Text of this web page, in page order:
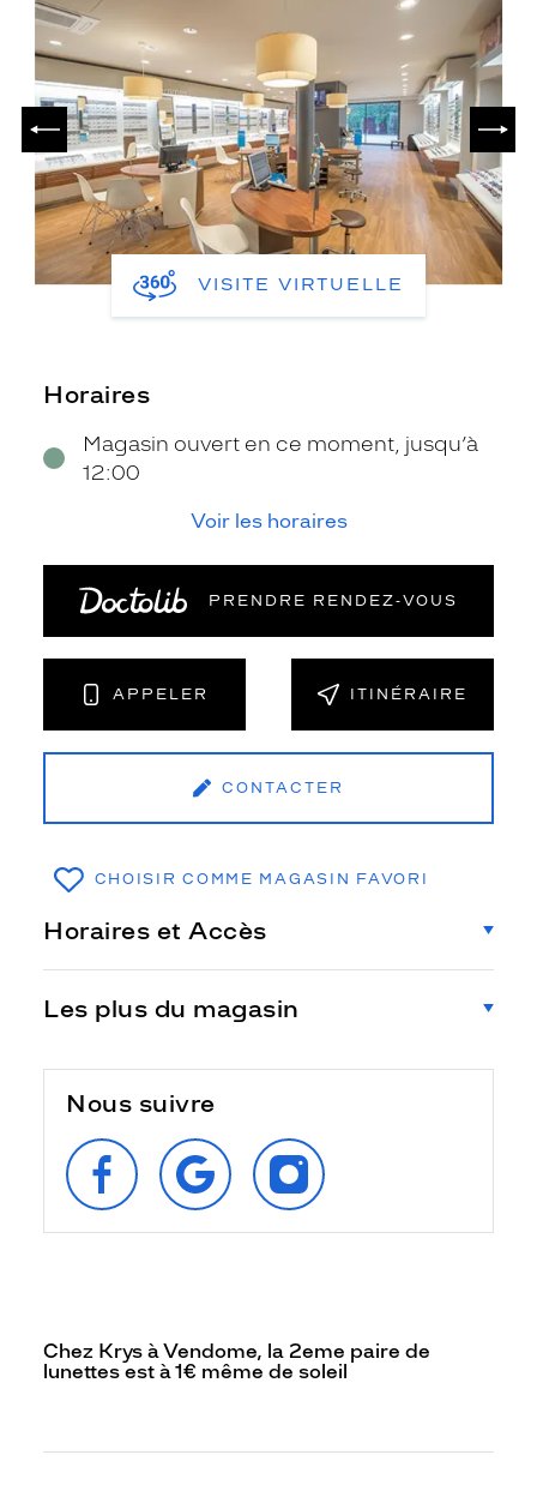
PRÉCÉDENT
VISITE VIRTUELLE
Horaires
Magasin ouvert en ce moment, jusqu’à
12:00
Voir les horaires
PRENDRE RENDEZ‑VOUS
APPELER ITINÉRAIRE
CONTACTER
CHOISIR COMME MAGASIN FAVORI
Horaires et Accès
Les plus du magasin
Nous suivre
SUIVEZ‑NOUS
SUR
FACEBOOK
RETROUVEZ‑NOUS
SUR
GOOGLE
SUIVEZ‑NOUS
SUR
INSTAGRAM
Chez Krys à Vendome, la 2eme paire de
lunettes est à 1€ même de soleil